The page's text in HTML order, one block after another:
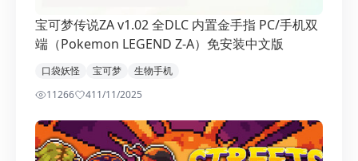
宝可梦传说ZA v1.02 全DLC 内置金手指 PC/手机双
端（Pokemon LEGEND Z-A）免安装中文版
口袋妖怪 宝可梦
生物手机
11266
411/11/2025